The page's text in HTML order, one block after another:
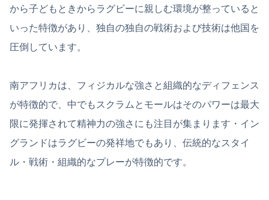
から子どもときからラグビーに親しむ環境が整っていると
いった特徴があり、独自の独自の戦術および技術は他国を
圧倒しています。
南アフリカは、フィジカルな強さと組織的なディフェンス
が特徴的で、中でもスクラムとモールはそのパワーは最大
限に発揮されて精神力の強さにも注目が集まります・イン
グランドはラグビーの発祥地でもあり、伝統的なスタイ
ル・戦術・組織的なプレーが特徴的です。